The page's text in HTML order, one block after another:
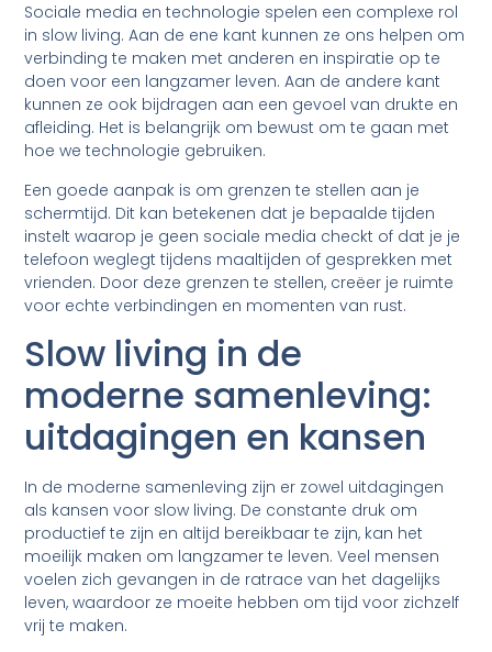
Sociale media en technologie spelen een complexe rol
in slow living. Aan de ene kant kunnen ze ons helpen om
verbinding te maken met anderen en inspiratie op te
doen voor een langzamer leven. Aan de andere kant
kunnen ze ook bijdragen aan een gevoel van drukte en
afleiding. Het is belangrijk om bewust om te gaan met
hoe we technologie gebruiken.
Een goede aanpak is om grenzen te stellen aan je
schermtijd. Dit kan betekenen dat je bepaalde tijden
instelt waarop je geen sociale media checkt of dat je je
telefoon weglegt tijdens maaltijden of gesprekken met
vrienden. Door deze grenzen te stellen, creëer je ruimte
voor echte verbindingen en momenten van rust.
Slow living in de
moderne samenleving:
uitdagingen en kansen
In de moderne samenleving zijn er zowel uitdagingen
als kansen voor slow living. De constante druk om
productief te zijn en altijd bereikbaar te zijn, kan het
moeilijk maken om langzamer te leven. Veel mensen
voelen zich gevangen in de ratrace van het dagelijks
leven, waardoor ze moeite hebben om tijd voor zichzelf
vrij te maken.